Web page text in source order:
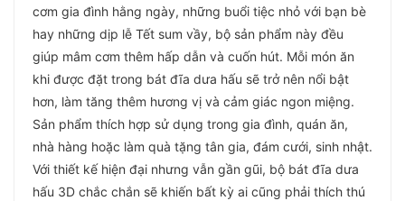
cơm gia đình hằng ngày, những buổi tiệc nhỏ với bạn bè
hay những dịp lễ Tết sum vầy, bộ sản phẩm này đều
giúp mâm cơm thêm hấp dẫn và cuốn hút. Mỗi món ăn
khi được đặt trong bát đĩa dưa hấu sẽ trở nên nổi bật
hơn, làm tăng thêm hương vị và cảm giác ngon miệng.
Sản phẩm thích hợp sử dụng trong gia đình, quán ăn,
nhà hàng hoặc làm quà tặng tân gia, đám cưới, sinh nhật.
Với thiết kế hiện đại nhưng vẫn gần gũi, bộ bát đĩa dưa
hấu 3D chắc chắn sẽ khiến bất kỳ ai cũng phải thích thú